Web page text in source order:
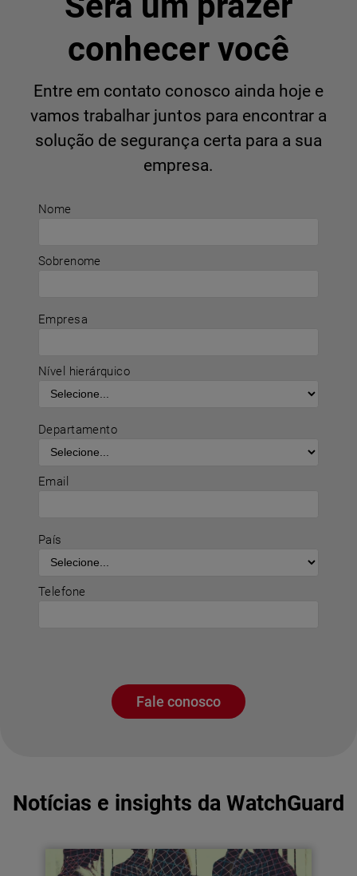
Nome
Sobrenome
Empresa
Nível hierárquico
Departamento
Email
País
Telefone
Fale conosco
conhecer você
Entre em contato conosco ainda hoje e
vamos trabalhar juntos para encontrar a
solução de segurança certa para a sua
empresa.
Notícias e insights da WatchGuard